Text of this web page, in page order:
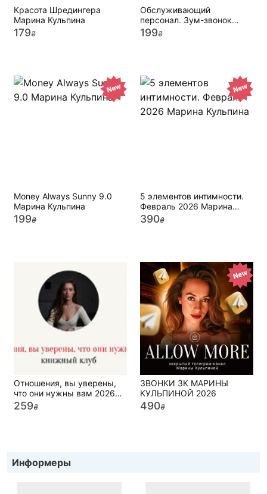
Красота Шредингера
Марина Кульпина
179₴
Обслуживающий
персонал. Зум-звонок
Марина Кульпина
199₴
Money Always Sunny 9.0
Марина Кульпина
199₴
5 элементов интимности.
Февраль 2026 Марина
Кульпина
390₴
Отношения, вы уверены,
что они нужны вам 2026
Марина Кульпина
259₴
ЗВОНКИ ЗК МАРИНЫ
КУЛЬПИНОЙ 2026
490₴
Информеры